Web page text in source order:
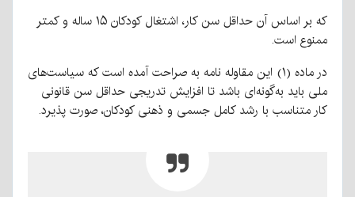
که بر اساس آن حداقل سن کار، اشتغال کودکان ۱۵ ساله و کمتر
ممنوع است.
در ماده (۱) این مقاوله نامه به صراحت آمده است که سیاست‌های
ملی باید به‌گونه‌ای باشد تا افزایش تدریجی حداقل سن قانونی
کار متناسب با رشد کامل جسمی و ذهنی کودکان، صورت پذیرد.